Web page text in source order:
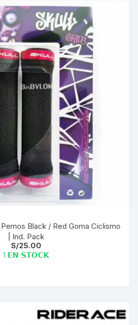
Black / Red Goma Ciclismo
| Ind. Pack
S/25.00
1 𝗘𝗡 𝗦𝗧𝗢𝗖𝗞